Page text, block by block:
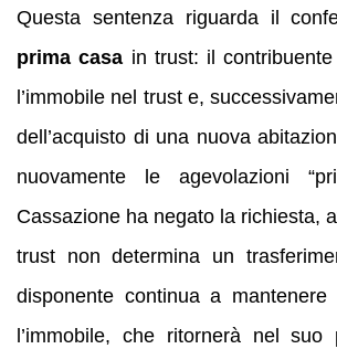
Questa sentenza riguarda il
prima casa in trust: il
l’immobile nel trust e,
dell’acquisto di una nuova
nuovamente le agevolazioni
Cassazione ha negato la richiesta,
trust non determina un
disponente continua a
l’immobile, che ritornerà nel